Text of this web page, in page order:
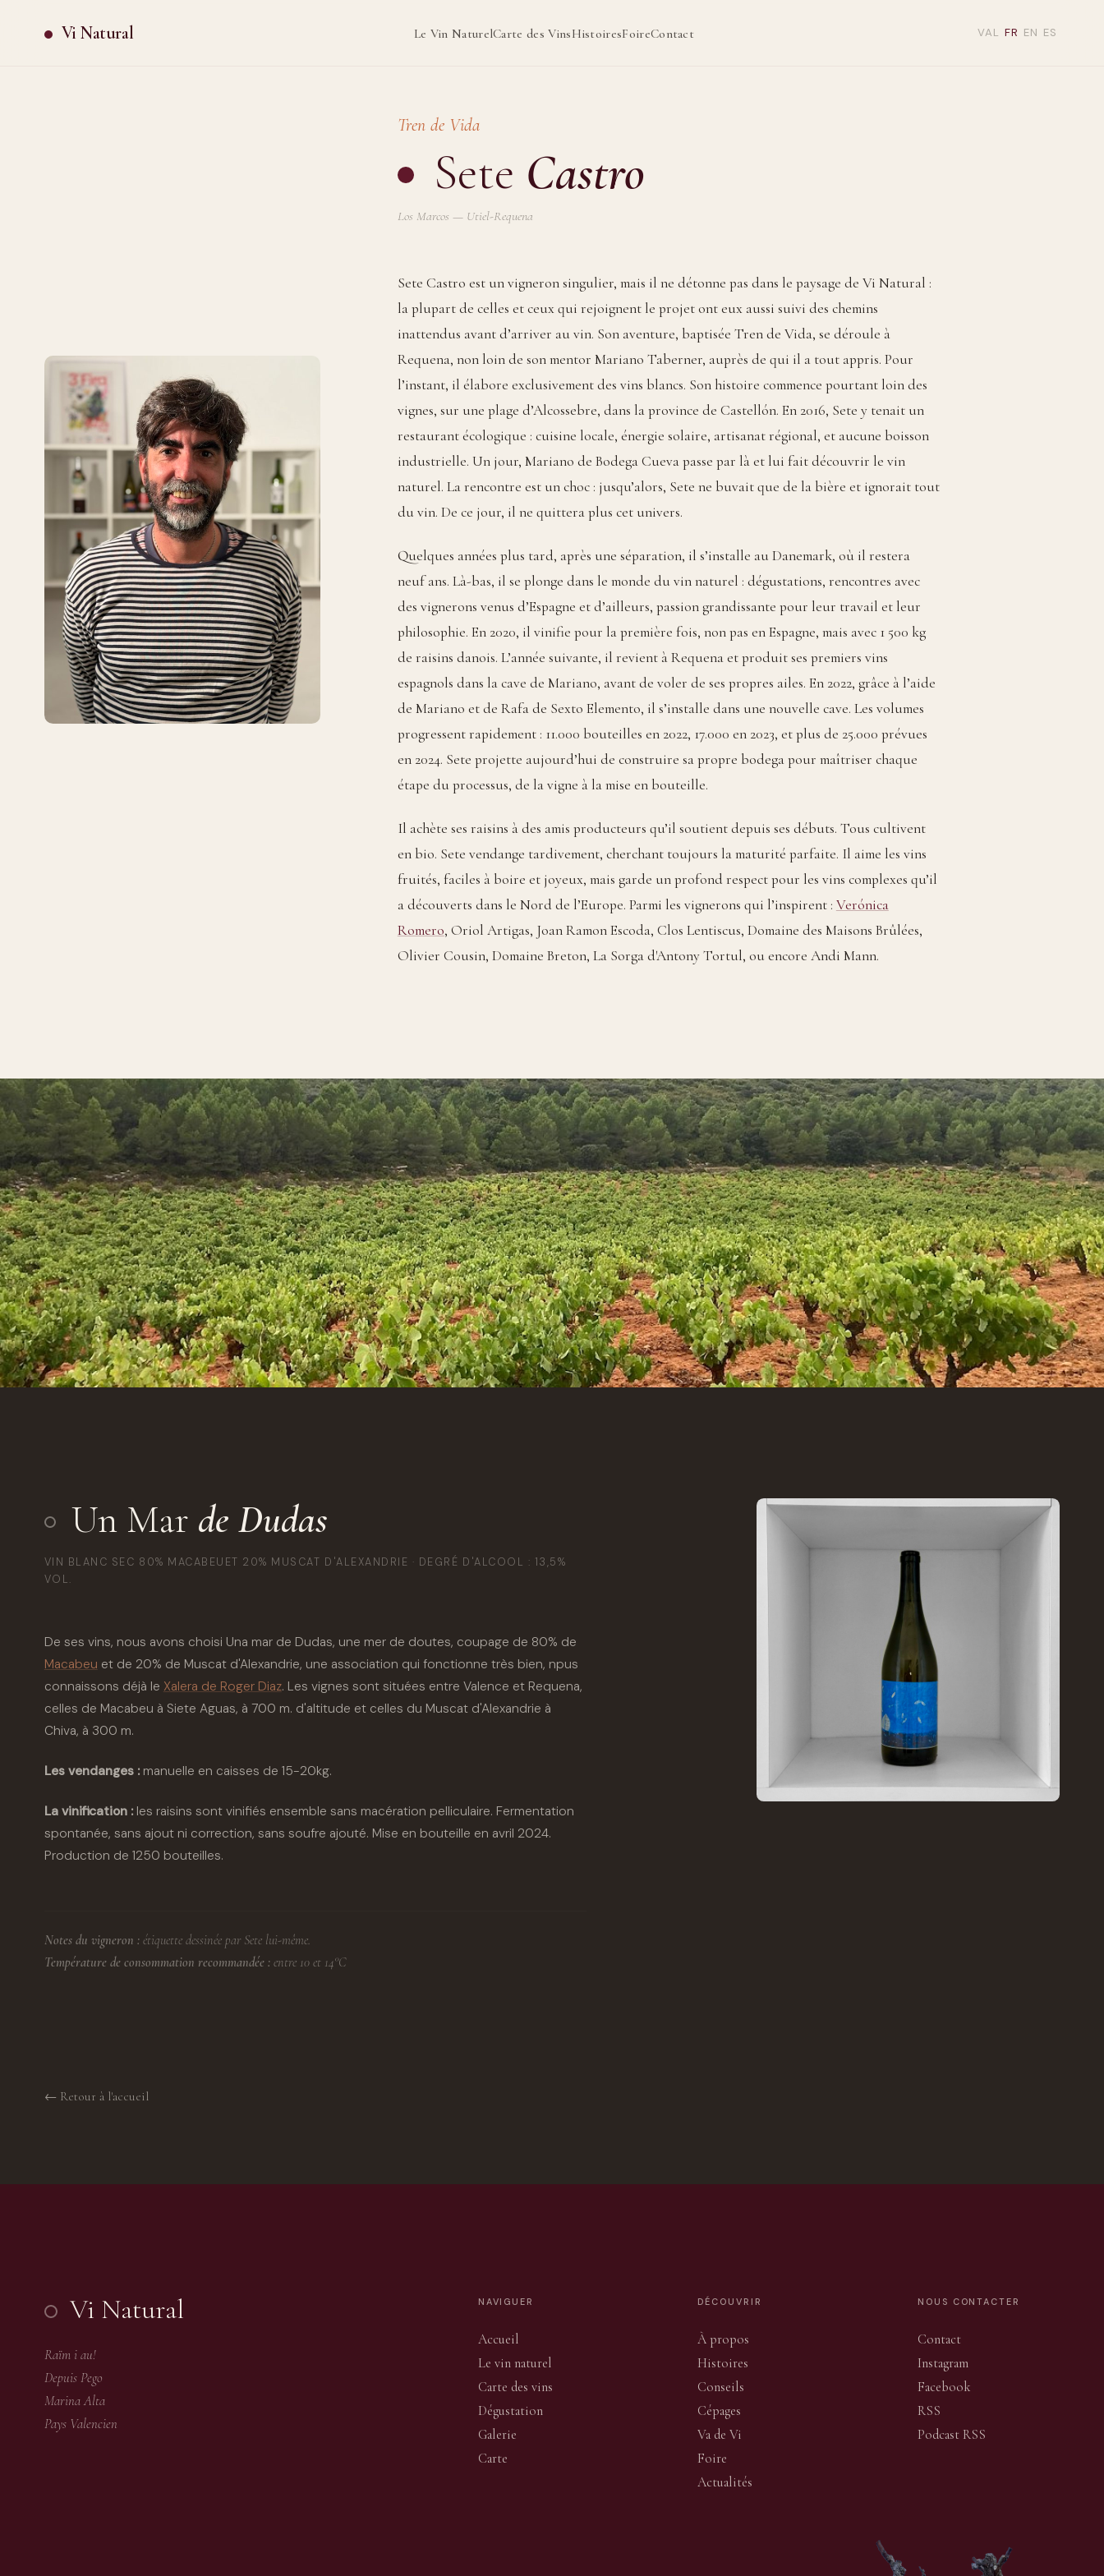
Vi Natural Le Vin NaturelCarte des VinsHistoiresFoireContact VAL FR EN ES
Tren de Vida
Sete Castro
Los Marcos — Utiel-Requena
Sete Castro est un vigneron singulier, mais il ne détonne pas dans le paysage de Vi Natural :
la plupart de celles et ceux qui rejoignent le projet ont eux aussi suivi des chemins
inattendus avant d’arriver au vin. Son aventure, baptisée Tren de Vida, se déroule à
Requena, non loin de son mentor Mariano Taberner, auprès de qui il a tout appris. Pour
l’instant, il élabore exclusivement des vins blancs. Son histoire commence pourtant loin des
vignes, sur une plage d’Alcossebre, dans la province de Castellón. En 2016, Sete y tenait un
restaurant écologique : cuisine locale, énergie solaire, artisanat régional, et aucune boisson
industrielle. Un jour, Mariano de Bodega Cueva passe par là et lui fait découvrir le vin
naturel. La rencontre est un choc : jusqu’alors, Sete ne buvait que de la bière et ignorait tout
du vin. De ce jour, il ne quittera plus cet univers.
Quelques années plus tard, après une séparation, il s’installe au Danemark, où il restera
neuf ans. Là-bas, il se plonge dans le monde du vin naturel : dégustations, rencontres avec
des vignerons venus d’Espagne et d’ailleurs, passion grandissante pour leur travail et leur
philosophie. En 2020, il vinifie pour la première fois, non pas en Espagne, mais avec 1 500 kg
de raisins danois. L’année suivante, il revient à Requena et produit ses premiers vins
espagnols dans la cave de Mariano, avant de voler de ses propres ailes. En 2022, grâce à l’aide
de Mariano et de Rafa de Sexto Elemento, il s’installe dans une nouvelle cave. Les volumes
progressent rapidement : 11.000 bouteilles en 2022, 17.000 en 2023, et plus de 25.000 prévues
en 2024. Sete projette aujourd’hui de construire sa propre bodega pour maîtriser chaque
étape du processus, de la vigne à la mise en bouteille.
Il achète ses raisins à des amis producteurs qu’il soutient depuis ses débuts. Tous cultivent
en bio. Sete vendange tardivement, cherchant toujours la maturité parfaite. Il aime les vins
fruités, faciles à boire et joyeux, mais garde un profond respect pour les vins complexes qu’il
a découverts dans le Nord de l’Europe. Parmi les vignerons qui l’inspirent : Verónica
Romero, Oriol Artigas, Joan Ramon Escoda, Clos Lentiscus, Domaine des Maisons Brûlées,
Olivier Cousin, Domaine Breton, La Sorga d'Antony Tortul, ou encore Andi Mann.
Un Mar de Dudas
VIN BLANC SEC 80% MACABEUET 20% MUSCAT D'ALEXANDRIE · DEGRÉ D'ALCOOL : 13,5%
VOL.
De ses vins, nous avons choisi Una mar de Dudas, une mer de doutes, coupage de 80% de
Macabeu et de 20% de Muscat d'Alexandrie, une association qui fonctionne très bien, npus
connaissons déjà le Xalera de Roger Diaz. Les vignes sont situées entre Valence et Requena,
celles de Macabeu à Siete Aguas, à 700 m. d'altitude et celles du Muscat d'Alexandrie à
Chiva, à 300 m.
Les vendanges :manuelle en caisses de 15-20kg.
La vinification :les raisins sont vinifiés ensemble sans macération pelliculaire. Fermentation
spontanée, sans ajout ni correction, sans soufre ajouté. Mise en bouteille en avril 2024.
Production de 1250 bouteilles.
Notes du vigneron :étiquette dessinée par Sete lui-même.
Température de consommation recommandée :entre 10 et 14°C
← Retour à l'accueil
Vi Natural
Raïm i au!
Depuis Pego
Marina Alta
Pays Valencien
NAVIGUER
Accueil
Le vin naturel
Carte des vins
Dégustation
Galerie
Carte
DÉCOUVRIR
À propos
Histoires
Conseils
Cépages
Va de Vi
Foire
Actualités
NOUS CONTACTER
Contact
Instagram
Facebook
RSS
Podcast RSS